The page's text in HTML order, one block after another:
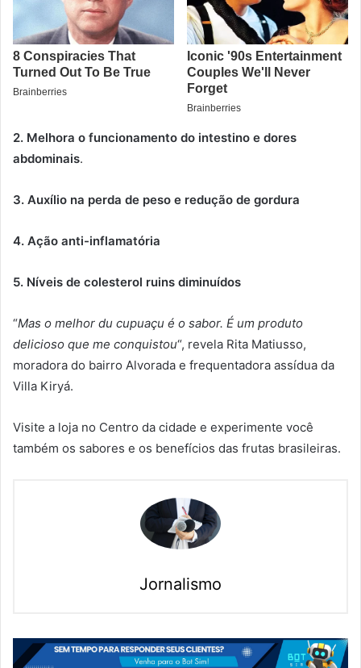
2. Melhora o funcionamento do intestino e dores
abdominais.
3. Auxílio na perda de peso e redução de gordura
4. Ação anti-inflamatória
5. Níveis de colesterol ruins diminuídos
“Mas o melhor du cupuaçu é o sabor. É um produto
delicioso que me conquistou“, revela Rita Matiusso,
moradora do bairro Alvorada e frequentadora assídua da
Villa Kiryá.
Visite a loja no Centro da cidade e experimente você
também os sabores e os benefícios das frutas brasileiras.
Jornalismo